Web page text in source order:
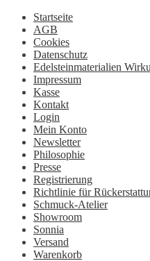
Startseite
AGB
Cookies
Datenschutz
Edelsteinmaterialien
Impressum
Kasse
Kontakt
Login
Mein Konto
Newsletter
Philosophie
Presse
Registrierung
Richtlinie für
Schmuck-Atelier
Showroom
Sonnia
Versand
Warenkorb